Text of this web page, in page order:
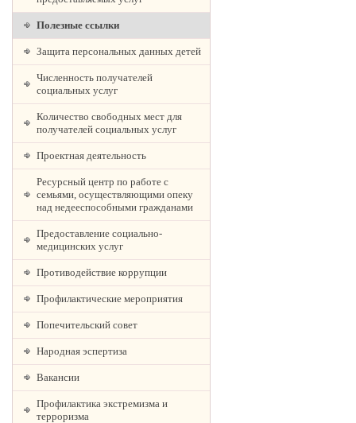
Полезные ссылки
Защита персональных данных детей
Численность получателей
социальных услуг
Количество свободных мест для
получателей социальных услуг
Проектная деятельность
Ресурсный центр по работе с
семьями, осуществляющими опеку
над недееспособными гражданами
Предоставление социально-
медицинских услуг
Противодействие коррупции
Профилактические мероприятия
Попечительский совет
Народная эспертиза
Вакансии
Профилактика экстремизма и
терроризма